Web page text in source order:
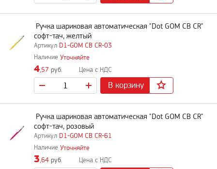
D1-GOM CB CR-03
Ручка шариковая автоматическая "Dot GOM CB CR"
софт-тач, желтый
Уточняйте
4,57 руб.
В корзину
D1-GOM CB CR-61
Ручка шариковая автоматическая "Dot GOM CB CR"
софт-тач, розовый
Уточняйте
3,64 руб.